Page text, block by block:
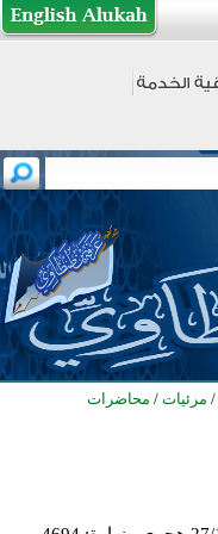
/ مرئيات / محاضرات